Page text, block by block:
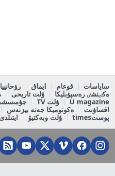
ساياسات قوعام ايماق
ەكٸنشٸ رەسپۋبليكا
ۇلت تاريحى
U magazine
ۇلت TV
جۇمىسشى
اقساۋىت
ەكونوميكا جەنە بيزنەس
پوستtimes
ۇلت وبەكتيۆ